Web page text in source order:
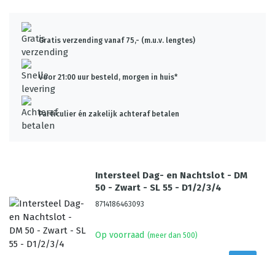
Gratis verzending vanaf 75,- (m.u.v. lengtes)
Voor 21:00 uur besteld, morgen in huis*
Particulier én zakelijk achteraf betalen
Intersteel Dag- en Nachtslot - DM
50 - Zwart - SL 55 - D1/2/3/4
8714186463093
Op voorraad (meer dan 500)